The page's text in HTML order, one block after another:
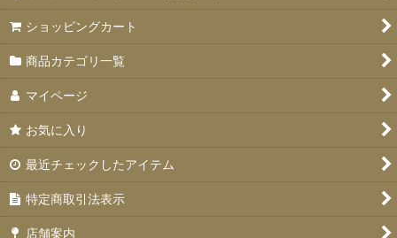
ショッピングカート
商品カテゴリ一覧
マイページ
お気に入り
最近チェックしたアイテム
特定商取引法表示
店舗案内